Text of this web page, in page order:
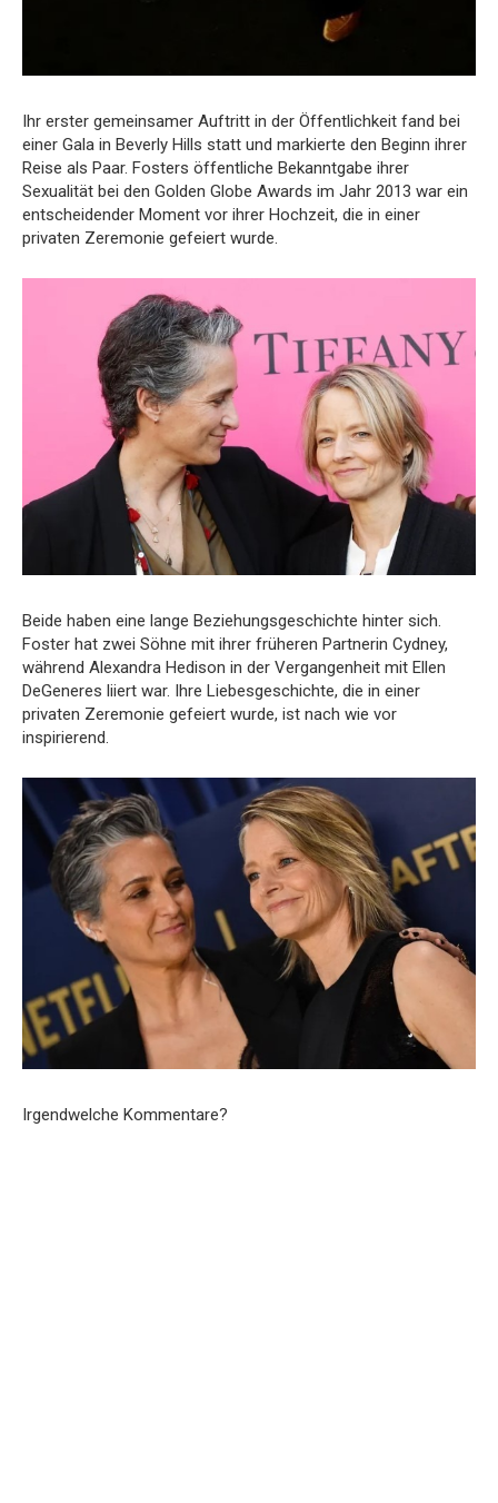
Ihr erster gemeinsamer Auftritt in der Öffentlichkeit fand bei
einer Gala in Beverly Hills statt und markierte den Beginn ihrer
Reise als Paar. Fosters öffentliche Bekanntgabe ihrer
Sexualität bei den Golden Globe Awards im Jahr 2013 war ein
entscheidender Moment vor ihrer Hochzeit, die in einer
privaten Zeremonie gefeiert wurde.
Beide haben eine lange Beziehungsgeschichte hinter sich.
Foster hat zwei Söhne mit ihrer früheren Partnerin Cydney,
während Alexandra Hedison in der Vergangenheit mit Ellen
DeGeneres liiert war. Ihre Liebesgeschichte, die in einer
privaten Zeremonie gefeiert wurde, ist nach wie vor
inspirierend.
Irgendwelche Kommentare?